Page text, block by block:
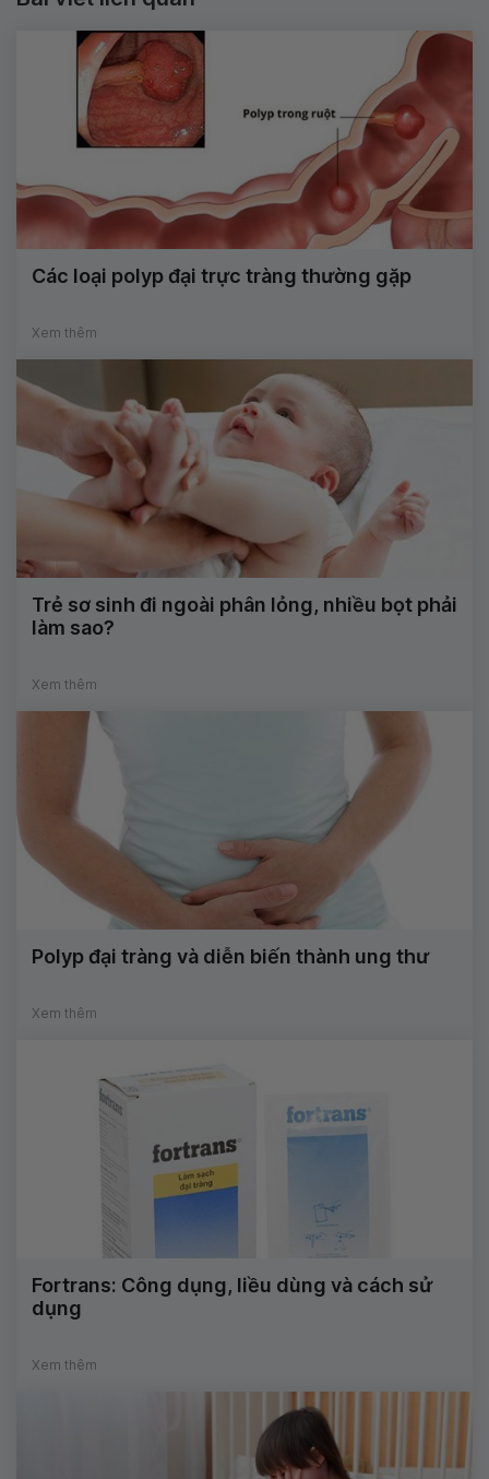
Các loại polyp đại trực tràng thường gặp
Xem thêm
Trẻ sơ sinh đi ngoài phân lỏng, nhiều bọt phải
làm sao?
Xem thêm
Polyp đại tràng và diễn biến thành ung thư
Xem thêm
Fortrans: Công dụng, liều dùng và cách sử
dụng
Xem thêm